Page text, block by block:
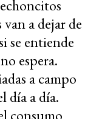
a dejar de
se entiende
espera.
a campo
día a día.
consumo